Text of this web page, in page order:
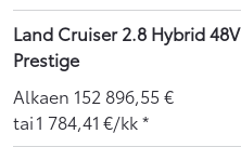
Land Cruiser 2.8 Hybrid 48V
Prestige
Alkaen 152 896,55 €
tai1 784,41 €/kk*